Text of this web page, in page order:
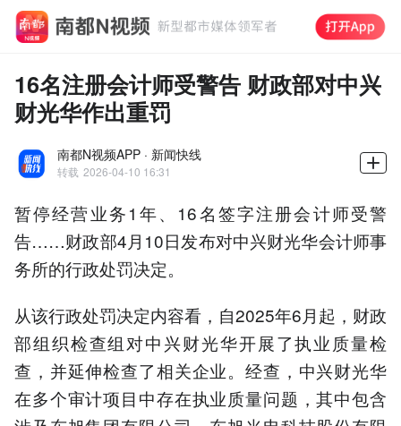
16名注册会计师受警告 财政部对中兴
财光华作出重罚
南都N视频APP · 新闻快线
转载 2026-04-10 16:31
暂停经营业务1年、16名签字注册会计师受警
告……财政部4月10日发布对中兴财光华会计师事
务所的行政处罚决定。
从该行政处罚决定内容看，自2025年6月起，财政
部组织检查组对中兴财光华开展了执业质量检
查，并延伸检查了相关企业。经查，中兴财光华
在多个审计项目中存在执业质量问题，其中包含